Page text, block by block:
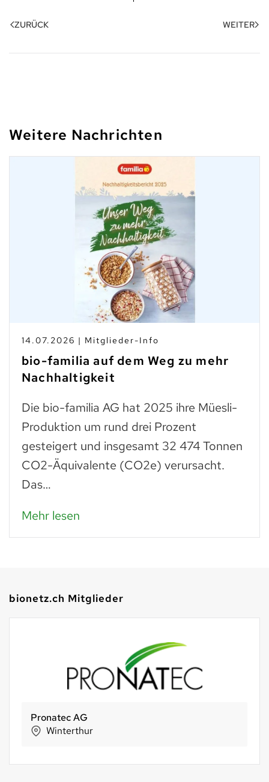
ZURÜCK WEITER
Weitere Nachrichten
10.07.2026 | Branchen-News
Taste Not Waste: Food Save bis
zum Teller
Trockenes Brot ist fast genauso wertvoll
wie frisches. Man muss einfach wissen,
was man daraus zubereiten kann: zu
Paniermehl verarbeitet, lassen…
bionetz.ch Mitglieder
Pronatec AG
Winterthur